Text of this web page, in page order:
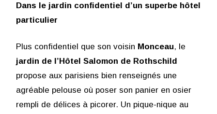
Dans le jardin confidentiel d’un superbe hôtel
particulier
Plus confidentiel que son voisin Monceau, le
jardin de l’Hôtel Salomon de Rothschild
propose aux parisiens bien renseignés une
agréable pelouse où poser son panier en osier
rempli de délices à picorer. Un pique-nique au